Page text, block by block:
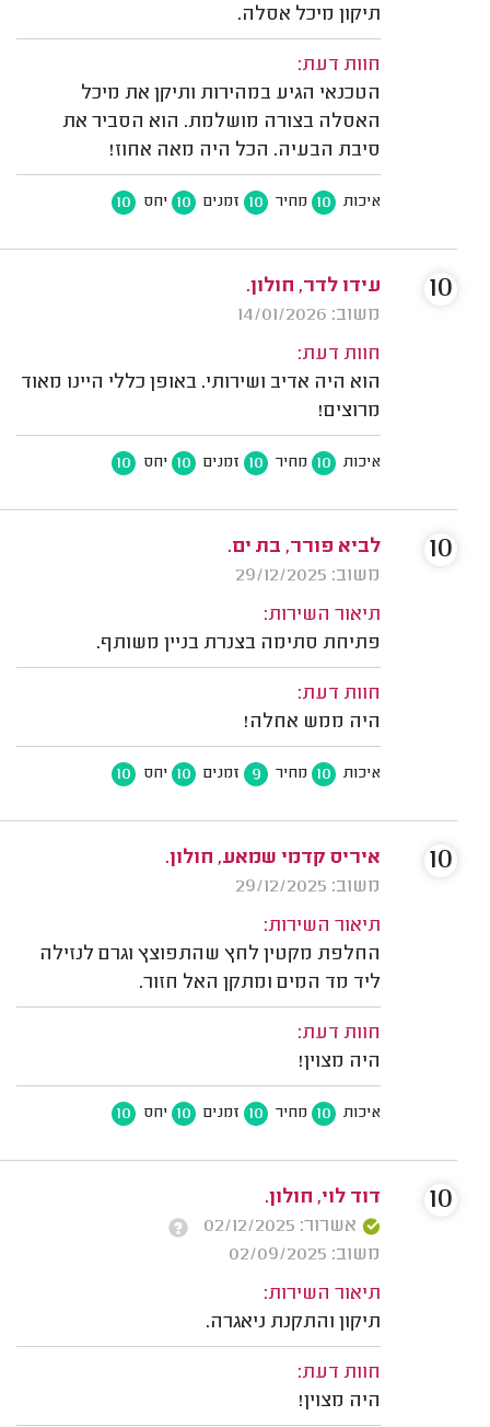
תיקון מיכל אסלה.
חוות דעת:
הטכנאי הגיע במהירות ותיקן את מיכל
האסלה בצורה מושלמת. הוא הסביר את
סיבת הבעיה. הכל היה מאה אחוז!
איכות 10 מחיר 10 זמנים 10 יחס 10
עידו לדר, חולון.
משוב: 14/01/2026
חוות דעת:
הוא היה אדיב ושירותי. באופן כללי היינו מאוד
מרוצים!
איכות 10 מחיר 10 זמנים 10 יחס 10
10
לביא פורר, בת ים.
משוב: 29/12/2025
תיאור השירות:
פתיחת סתימה בצנרת בניין משותף.
חוות דעת:
היה ממש אחלה!
איכות 10 מחיר 9 זמנים 10 יחס 10
10
איריס קדמי שמאע, חולון.
משוב: 29/12/2025
תיאור השירות:
החלפת מקטין לחץ שהתפוצץ וגרם לנזילה
ליד מד המים ומתקן האל חזור.
חוות דעת:
היה מצוין!
איכות 10 מחיר 10 זמנים 10 יחס 10
10
דוד לוי, חולון.
אשרור: 02/12/2025
משוב: 02/09/2025
תיאור השירות:
תיקון והתקנת ניאגרה.
חוות דעת:
היה מצוין!
10